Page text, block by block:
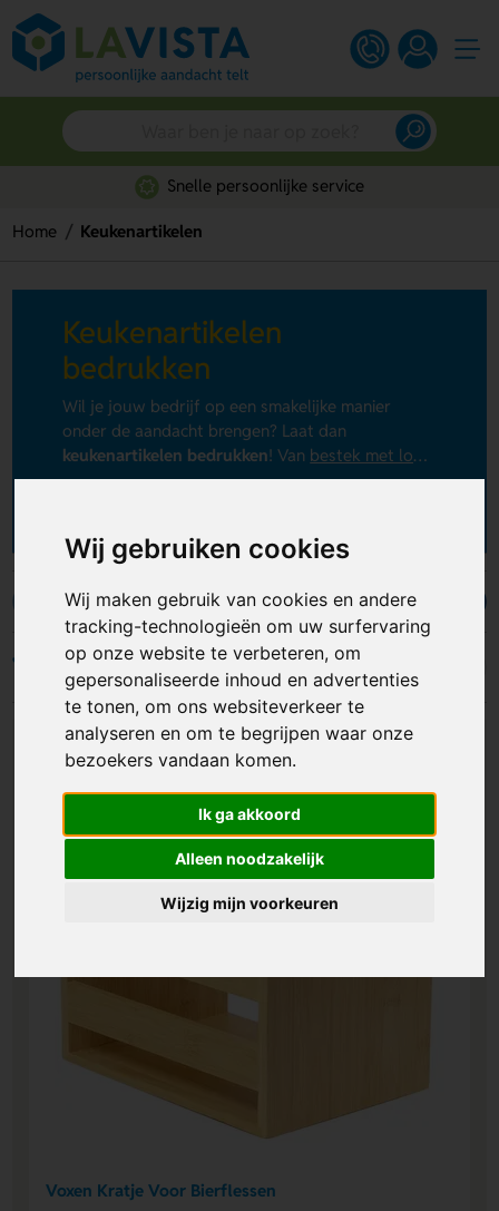
Wij gebruiken cookies
Wij maken gebruik van cookies en andere
tracking-technologieën om uw surfervaring
op onze website te verbeteren, om
gepersonaliseerde inhoud en advertenties
te tonen, om ons websiteverkeer te
analyseren en om te begrijpen waar onze
bezoekers vandaan komen.
Ik ga akkoord
Alleen noodzakelijk
Wijzig mijn voorkeuren
Snelle persoonlijke service
Home Keukenartikelen
Keukenartikelen
bedrukken
Wil je jouw bedrijf op een smakelijke manier
onder de aandacht brengen? Laat dan
keukenartikelen bedrukken! Van bestek met logo
voor onderweg totgepersonaliseerde peper- en
beschermen tijdens het koken tot snijplanken met
keukenbenodigdheden zijn praktisch, worden veel
gebruikt bij het maken van gerechten en zijn
daarom interessant om weg te geven als
geschenk of promotiemateriaal. De
keukenaccessoires zijn verkrijgbaar in iedere kleur
en kunnen naar wens bedrukt worden met een
logo, bedrijfsnaam of andere opdruk. Met
bedrukte keukenartikelen maak je van jouw merk
een ster in de keuken en val je zeker in de smaak
Ovenwanten Pizzasnijders Roerstaafjes Schalen
Filters
Voxen Kratje Voor Bierflessen